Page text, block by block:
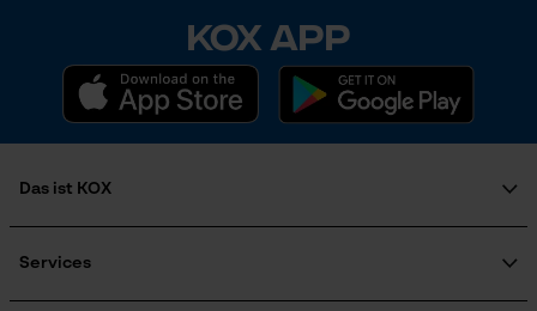
KOX APP
Das ist KOX
Karriere
Services